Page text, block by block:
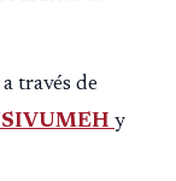
través de
y